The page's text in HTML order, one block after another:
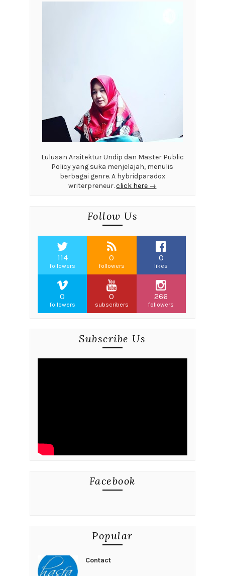
Lulusan Arsitektur Undip dan Master Public
Policy yang suka menjelajah, menulis
berbagai genre. A hybridparadox
writerpreneur.click here →
Follow Us
114
followers
0
followers
0
likes
0
followers
0
subscribers
266
followers
Subscribe Us
Facebook
Popular
Contact